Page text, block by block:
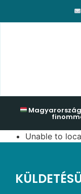
Unable to